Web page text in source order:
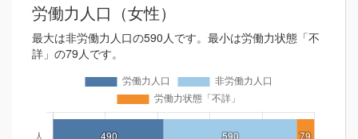
労働力人口（女性）
最大は非労働力人口の590人です。最小は労働力状態「不
詳」の79人です。